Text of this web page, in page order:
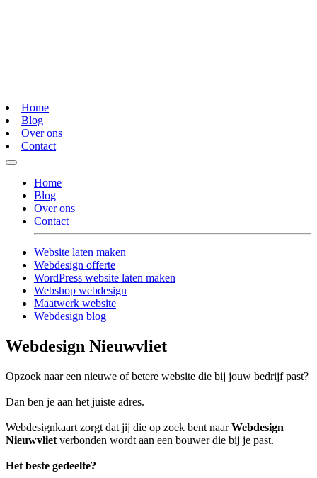
Home
Blog
Over ons
Contact
Home
Blog
Over ons
Contact
Website laten maken
Webdesign offerte
WordPress website laten maken
Webshop webdesign
Maatwerk website
Webdesign blog
Webdesign Nieuwvliet
Opzoek naar een nieuwe of betere website die bij jouw bedrijf past?
Dan ben je aan het juiste adres.
Webdesignkaart zorgt dat jij die op zoek bent naarWebdesign
Nieuwvliet verbonden wordt aan een bouwer die bij je past.
Het beste gedeelte?